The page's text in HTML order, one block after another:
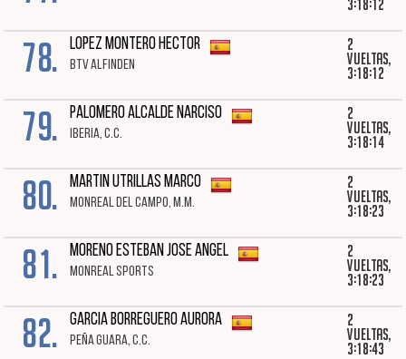
3:18:12
78. LOPEZ MONTERO HECTOR
BTV ALFINDEN
2
vueltas,
3:18:12
79. PALOMERO ALCALDE NARCISO
IBERIA, C.C.
2
vueltas,
3:18:14
80. MARTIN UTRILLAS MARCO
MONREAL DEL CAMPO, M.M.
2
vueltas,
3:18:23
81. MORENO ESTEBAN JOSE ANGEL
MONREAL SPORTS
2
vueltas,
3:18:23
82. GARCIA BORREGUERO AURORA
PEÑA GUARA, C.C.
2
vueltas,
3:18:43